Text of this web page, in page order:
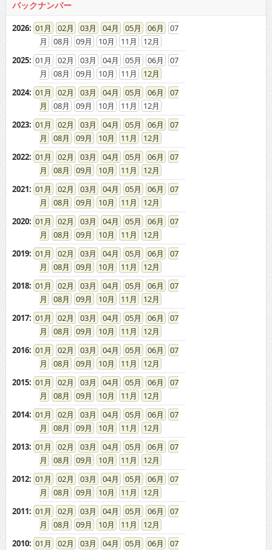
バックナンバー
2026: 01 02 03 04 05 06
07
08
09 10 11
12
2025: 01 02 03 04 05 06
07
08
09 10 11
12
2024: 01 02 03 04 05 06
07
08
09 10 11
12
2023: 01 02 03 04 05 06
07
08
09 10 11
12
2022: 01 02 03 04 05 06
07
08
09 10 11
12
2021: 01 02 03 04 05 06
07
08
09 10 11
12
2020: 01 02 03 04 05 06
07
08
09 10 11
12
2019: 01 02 03 04 05 06
07
08
09 10 11
12
2018: 01 02 03 04 05 06
07
08
09 10 11
12
2017: 01 02 03 04 05 06
07
08
09 10 11
12
2016: 01 02 03 04 05 06
07
08
09 10 11
12
2015: 01 02 03 04 05 06
07
08
09 10 11
12
2014: 01 02 03 04 05 06
07
08
09 10 11
12
2013: 01 02 03 04 05 06
07
08
09 10 11
12
2012: 01 02 03 04 05 06
07
08
09 10 11
12
2011: 01 02 03 04 05 06
07
08
09 10 11
12
2010: 01 02 03 04 05 06
07